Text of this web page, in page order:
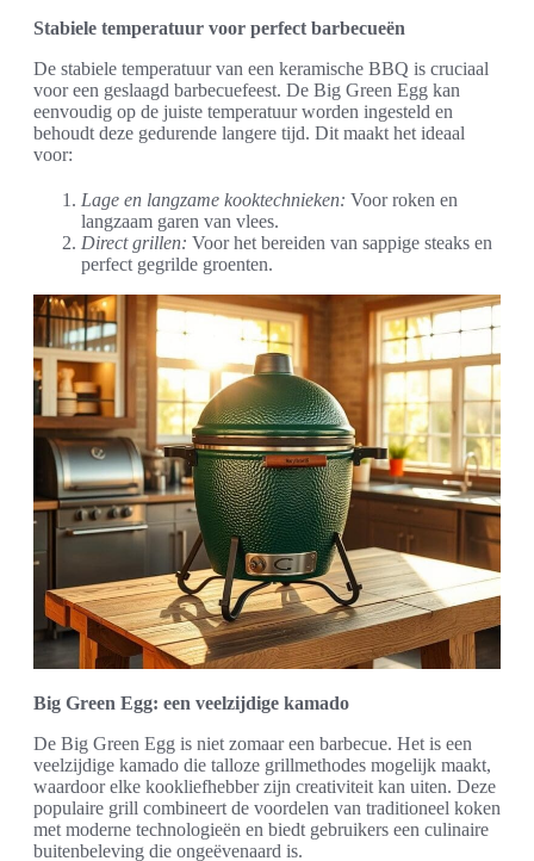
Stabiele temperatuur voor perfect barbecueën
De stabiele temperatuur van een keramische BBQ is cruciaal
voor een geslaagd barbecuefeest. De Big Green Egg kan
eenvoudig op de juiste temperatuur worden ingesteld en
behoudt deze gedurende langere tijd. Dit maakt het ideaal
voor:
Lage en langzame kooktechnieken: Voor roken en
langzaam garen van vlees.
Direct grillen: Voor het bereiden van sappige steaks en
perfect gegrilde groenten.
Big Green Egg: een veelzijdige kamado
De Big Green Egg is niet zomaar een barbecue. Het is een
veelzijdige kamado die talloze grillmethodes mogelijk maakt,
waardoor elke kookliefhebber zijn creativiteit kan uiten. Deze
populaire grill combineert de voordelen van traditioneel koken
met moderne technologieën en biedt gebruikers een culinaire
buitenbeleving die ongeëvenaard is.